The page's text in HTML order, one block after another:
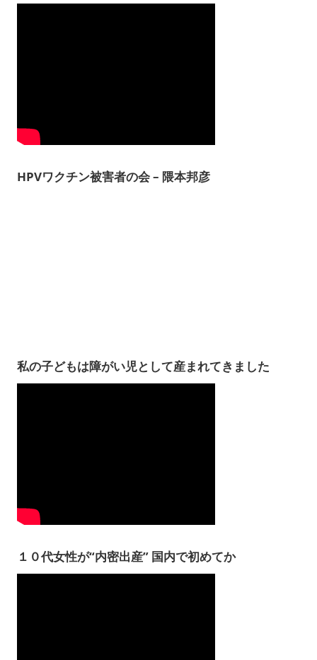
HPVワクチン被害者の会 – 隈本邦彦
私の子どもは障がい児として産まれてきました
１０代女性が“内密出産” 国内で初めてか